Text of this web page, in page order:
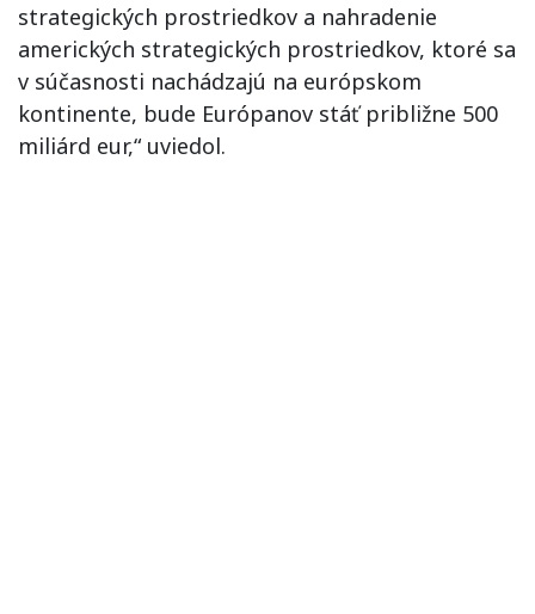
strategických prostriedkov a nahradenie
amerických strategických prostriedkov, ktoré sa
v súčasnosti nachádzajú na európskom
kontinente, bude Európanov stáť približne 500
miliárd eur,“ uviedol.